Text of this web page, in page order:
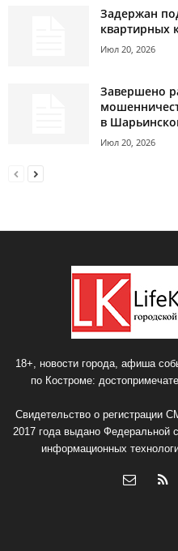
Задержан
квартирных
Июл 20, 2026
Завершено
в
Июл 20, 2026
18+, новости города, афиша
по Костроме:
Свидетельство о
2017 года выдано Федеральной
информационных